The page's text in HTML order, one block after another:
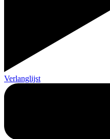
Verlanglijst